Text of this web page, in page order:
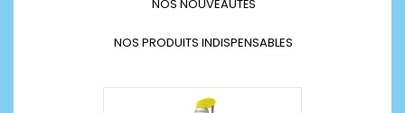
NOS NOUVEAUTÉS
NOS PRODUITS INDISPENSABLES